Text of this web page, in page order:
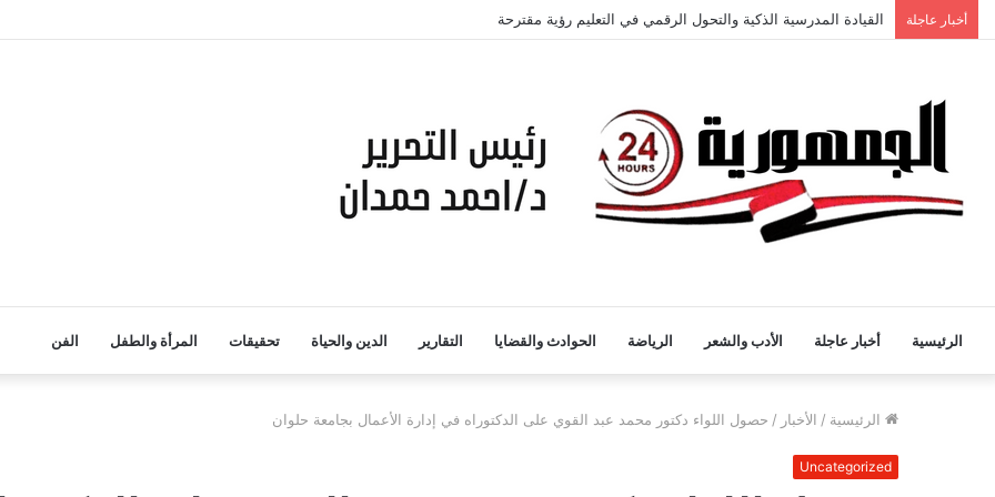
أخبار عاجلة القيادة المدرسية الذكية والتحول الرقمي في التعليم رؤية مقترحة
الرئيسية أخبار عاجلة الأدب والشعر الرياضة الحوادث والقضايا التقارير الدين والحياة تحقيقات المرأة والطفل الفن
الرئيسية / الأخبار / حصول اللواء دكتور محمد عبد القوي على الدكتوراه في إدارة الأعمال بجامعة حلوان
Uncategorized